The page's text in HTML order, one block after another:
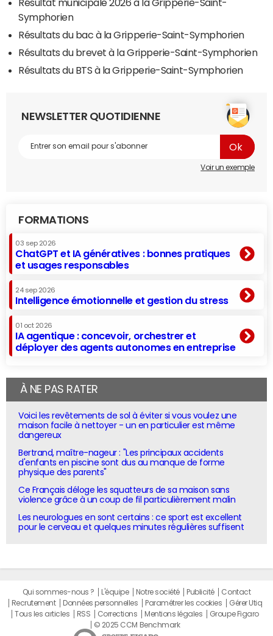
Résultat municipale 2026 à la Gripperie-Saint-
Symphorien
Résultats du bac à la Gripperie-Saint-Symphorien
Résultats du brevet à la Gripperie-Saint-Symphorien
Résultats du BTS à la Gripperie-Saint-Symphorien
NEWSLETTER QUOTIDIENNE
Voir un exemple
FORMATIONS
03 sep 2026
ChatGPT et IA génératives : bonnes pratiques
et usages responsables
24 sep 2026
Intelligence émotionnelle et gestion du stress
01 oct 2026
IA agentique : concevoir, orchestrer et
déployer des agents autonomes en entreprise
À NE PAS RATER
Voici les revêtements de sol à éviter si vous voulez une
maison facile à nettoyer - un en particulier est même
dangereux
Bertrand, maître-nageur : "Les principaux accidents
d'enfants en piscine sont dus au manque de forme
physique des parents"
Ce Français déloge les squatteurs de sa maison sans
violence grâce à un coup de fil particulièrement malin
Les neurologues en sont certains : ce sport est excellent
pour le cerveau et quelques minutes régulières suffisent
Qui sommes-nous ? L'équipe Notre société Publicité
Contact
Recrutement
Données personnelles Paramétrer les cookies
Gérer Utiq
Tous les articles
RSS Corrections Mentions légales
Groupe Figaro
© 2025 CCM Benchmark